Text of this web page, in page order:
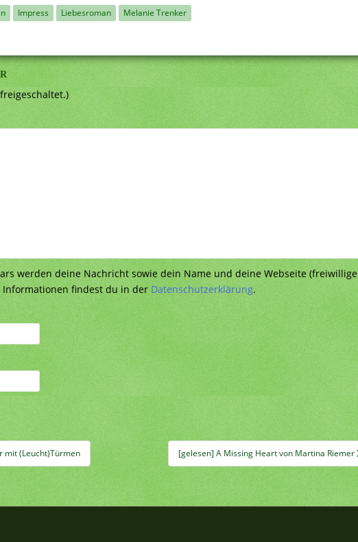
Impress Liebesroman Melanie Trenker
werden deine Nachricht sowie dein Name und deine Webseite (freiwillige
Informationen findest du in derDatenschutzerklärung.
mit (Leucht)Türmen [gelesen] A Missing Heart von Martina Riemer